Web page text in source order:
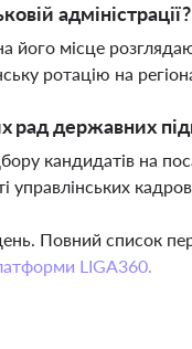
адміністрації?
його місце
ротацію на
рад державних
кандидатів на
управлінських
Повний список
LIGA360.